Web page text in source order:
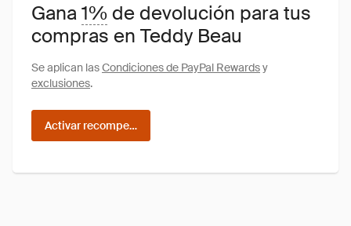
Gana1% de devolución para tus
compras en Teddy Beau
Se aplican lasCondiciones de PayPal Rewardsy
exclusiones.
Activar recompensas